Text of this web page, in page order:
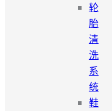
轮
胎
清
洗
系
统
鞋